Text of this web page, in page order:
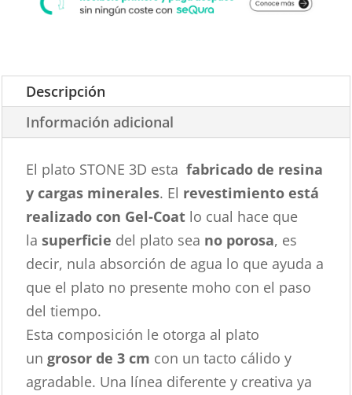
Descripción
Información adicional
El plato STONE 3D estafabricado de resina
y cargas minerales. El revestimiento está
realizado con Gel-Coat lo cual hace que
lasuperficie del plato sea no porosa, es
decir, nula absorción de agua lo que ayuda a
que el plato no presente moho con el paso
del tiempo.
Esta composición le otorga al plato
un grosor de 3 cm con un tacto cálido y
agradable. Una línea diferente y creativa ya